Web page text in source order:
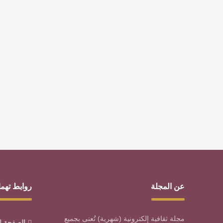
عن المجلة
مجلة ثقافية إلكترونية (شهرية) تُعنى بجميع
روابط